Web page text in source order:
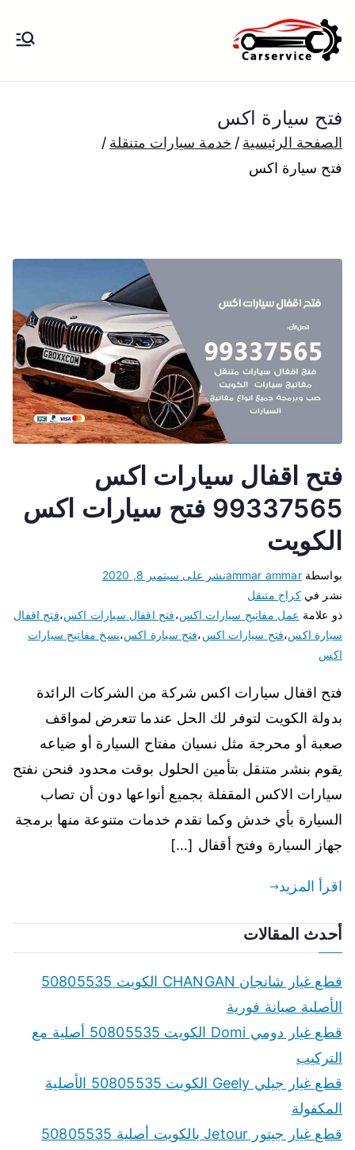
إلى
المحتوى
بنشر متنقل الكويت كهرباء وبنشر تبديل
بارخص الاسعارفتح سيارة اكس
الصفحة الرئيسية
خدمة سيارات متنقلة
فتح سيارة اكس
فتح اقفال سيارات اكس
99337565 فتح سيارات اكس
الكويت
بواسطةammar ammarنشر على سبتمبر 8, 2020
نشر فيكراج متنقل
ذو علامة عمل مفاتيح سيارات اكس،فتح اقفال سيارات اكس،فتح اقفال
سيارة اكس،فتح سيارات اكس،فتح سيارة اكس،نسخ مفاتيح سيارات
اكس
فتح اقفال سيارات اكس شركة من الشركات الرائدة
بدولة الكويت لتوفر لك الحل عندما تتعرض لمواقف
صعبة أو محرجة مثل نسيان مفتاح السيارة أو ضياعه
يقوم بنشر متنقل بتأمين الحلول بوقت محدود فنحن نفتح
سيارات الاكس المقفلة بجميع أنواعها دون أن تصاب
السيارة بأي خدش وكما نقدم خدمات متنوعة منها برمجة
جهاز السيارة وفتح أقفال […]
اقرأ المزيد
أحدث المقالات
قطع غيار شانجان CHANGAN الكويت 50805535
الأصلية صيانة فورية
قطع غيار دومي Domi الكويت 50805535 أصلية مع
التركيب
قطع غيار جيلي Geely الكويت 50805535 الأصلية
المكفولة
قطع غيار جيتور Jetour بالكويت أصلية 50805535